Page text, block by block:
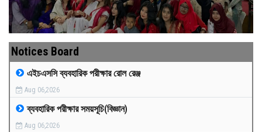
ACADEMICS
GALLERY
MEDIA
PAYMENT
Notices Board
এইচএসসি ব্যবহারিক পরীক্ষার রোল রেঞ্জ
Aug 06,2026
ব্যবহারিক পরীক্ষার সময়সূচি(বিজ্ঞান)
Aug 06,2026